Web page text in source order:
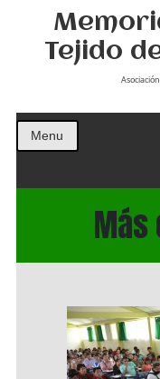
Tejido
Menu
Más